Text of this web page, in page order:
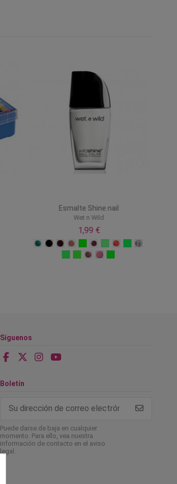
Esmalte Shine nail
Wet n Wild
1,99 €
Síguenos
Boletín
Puede darse de baja en cualquier
momento. Para ello, vea nuestra
información de contacto en el aviso
legal.